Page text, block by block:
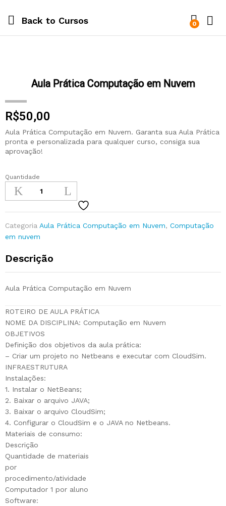
Back to Cursos 0
Aula Prática Computação em Nuvem
R$50,00
Aula Prática Computação em Nuvem. Garanta sua Aula Prática
pronta e personalizada para qualquer curso, consiga sua
aprovação!
Quantidade
Categoria Aula Prática Computação em Nuvem, Computação
em nuvem
Descrição
Aula Prática Computação em Nuvem
ROTEIRO DE AULA PRÁTICA
NOME DA DISCIPLINA: Computação em Nuvem
OBJETIVOS
Definição dos objetivos da aula prática:
– Criar um projeto no Netbeans e executar com CloudSim.
INFRAESTRUTURA
Instalações:
1. Instalar o NetBeans;
2. Baixar o arquivo JAVA;
3. Baixar o arquivo CloudSim;
4. Configurar o CloudSim e o JAVA no Netbeans.
Materiais de consumo:
Descrição
Quantidade de materiais
por
procedimento/atividade
Computador 1 por aluno
Software: